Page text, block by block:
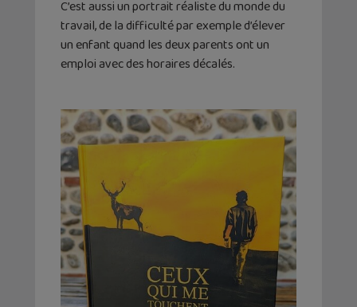
C’est aussi un portrait réaliste du monde du
travail, de la difficulté par exemple d’élever
un enfant quand les deux parents ont un
emploi avec des horaires décalés.